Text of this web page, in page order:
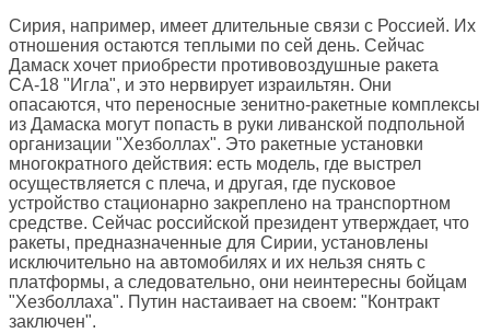
Сирия, например, имеет длительные связи с Россией. Их
отношения остаются теплыми по сей день. Сейчас
Дамаск хочет приобрести противовоздушные ракета
СА-18 "Игла", и это нервирует израильтян. Они
опасаются, что переносные зенитно-ракетные комплексы
из Дамаска могут попасть в руки ливанской подпольной
организации "Хезболлах". Это ракетные установки
многократного действия: есть модель, где выстрел
осуществляется с плеча, и другая, где пусковое
устройство стационарно закреплено на транспортном
средстве. Сейчас российской президент утверждает, что
ракеты, предназначенные для Сирии, установлены
исключительно на автомобилях и их нельзя снять с
платформы, а следовательно, они неинтересны бойцам
"Хезболлаха". Путин настаивает на своем: "Контракт
заключен".